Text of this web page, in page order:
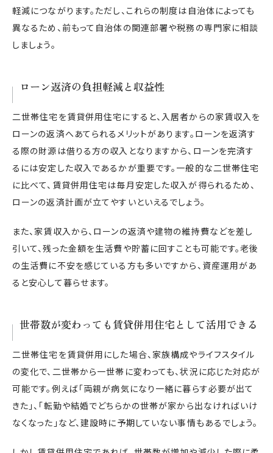
軽減につながります。ただし、これらの制度は自治体によっても
異なるため、前もって自治体の関連部署や税務の専門家に相談
しましょう。
ローン返済の負担軽減と収益性
二世帯住宅を賃貸併用住宅にすると、入居者からの家賃収入を
ローンの返済へあてられるメリットがあります。ローンを返済す
る際の財源は借りる方の収入となりますから、ローンを完済す
るには安定した収入であるかが重要です。一般的な二世帯住宅
に比べて、賃貸併用住宅は毎月安定した収入が得られるため、
ローンの返済計画が立てやすいといえるでしょう。
また、家賃収入から、ローンの返済や建物の維持費などを差し
引いて、残った金額を生活費や貯蓄に回すことも可能です。老後
の生活費に不安を感じている方も多いですから、資産運用があ
ると安心して暮らせます。
世帯数が変わっても賃貸併用住宅として活用できる
二世帯住宅を賃貸併用にした場合、家族構成やライフスタイル
の変化で、二世帯から一世帯に変わっても、状況に応じた対応が
可能です。例えば「両親が病気になり一緒に暮らす必要が出て
きた」、「転勤や結婚でどちらかの世帯が家から出なければいけ
なくなった」など、建設時に予期していない事情もあるでしょう。